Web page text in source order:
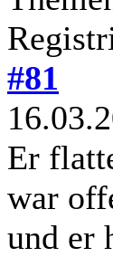
#81
Er
war
und er